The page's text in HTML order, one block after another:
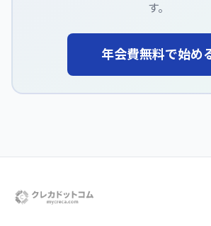
す。
年会費無料で始め